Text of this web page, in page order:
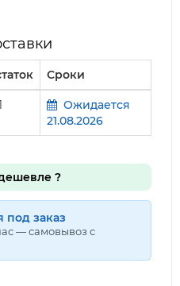
Сроки
Ожидается
21.08.2026
?
под заказ
— самовывоз с